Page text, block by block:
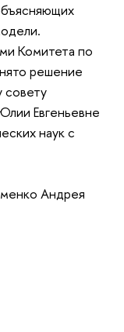
Комитета по
решение
совету
Евгеньевне
наук с
Андрея